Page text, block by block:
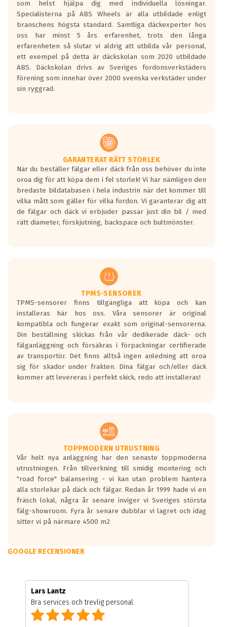
den kortaste bromssträckan och F är den
längsta.
Inga D eller G betyg delas ut för
personbilar och lätta lastbilar.
Betyget sätts efter ett test där däcken
skall bromsa in på en väg där det ligger
0.5-1.5 mm vatten.
I 80km/h kommer skillnaden på
Vid körning i över 50km/h brukar
rullmotståndets ljud överträffa
motorljudet.
På däckmärkningen kommer det finnas
en symbol av ett däck med vågar. Hög
bullernivå markeras med svarta vågor
medans de vita vågorna påvisar om det är
ett tyst däck.
regelverket som introduceras år 2016.
Ett däck med två svarta vågor är redan
godkända för år 2016 nya regelverk.
Ett däck med en svart våg kommer vara
minst tre decibel tystare än det
regelverk som börjar gälla 2016.
som helst hjälpa dig med individuella lösningar.
Specialisterna på ABS Wheels är alla utbildade enligt
branschens högsta standard. Samtliga däckexperter hos
oss har minst 5 års erfarenhet, trots den långa
erfarenheten så slutar vi aldrig att utbilda vår personal,
ett exempel på detta är däckskolan som 2020 utbildade
ABS. Däckskolan drivs av Sveriges fordonsverkstäders
förening som innehar över 2000 svenska verkstäder under
sin ryggrad.
GARANTERAT RÄTT STORLEK
När du beställer fälgar eller däck från oss behöver du inte
oroa dig för att köpa dem i fel storlek! Vi har nämligen den
bredaste bildatabasen i hela industrin när det kommer till
vilka mått som gäller för vilka fordon. Vi garanterar dig att
de fälgar och däck vi erbjuder passar just din bil / med
rätt diameter, förskjutning, backspace och bultmönster.
TPMS-SENSORER
TPMS-sensorer finns tillgängliga att köpa och kan
installeras här hos oss. Våra sensorer är original
kompatibla och fungerar exakt som original-sensorerna.
Din beställning skickas från vår dedikerade däck- och
fälganläggning och försäkras i förpackningar certifierade
av transportör. Det finns alltså ingen anledning att oroa
sig för skador under frakten. Dina fälgar och/eller däck
kommer att levereras i perfekt skick, redo att installeras!
TOPPMODERN UTRUSTNING
Vår helt nya anläggning har den senaste toppmoderna
utrustningen. Från tillverkning till smidig montering och
"road force" balansering - vi kan utan problem hantera
alla storlekar på däck och fälgar. Redan år 1999 hade vi en
fräsch lokal, några år senare inviger vi Sveriges största
fälg-showroom. Fyra år senare dubblar vi lagret och idag
sitter vi på närmare 4500 m2
GOOGLE RECENSIONER
Lars Lantz
Bra services och trevlig personal.